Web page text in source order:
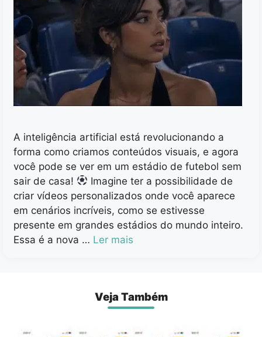
A inteligência artificial está revolucionando a
forma como criamos conteúdos visuais, e agora
você pode se ver em um estádio de futebol sem
sair de casa!
Imagine ter a possibilidade de
criar vídeos personalizados onde você aparece
em cenários incríveis, como se estivesse
presente em grandes estádios do mundo inteiro.
Essa é a nova … Ler mais
Veja Também